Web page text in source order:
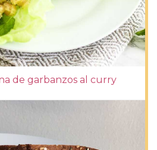
de garbanzos al curry